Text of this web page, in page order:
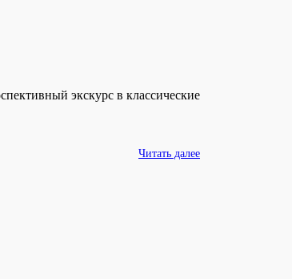
экскурс в классические
Читать далее